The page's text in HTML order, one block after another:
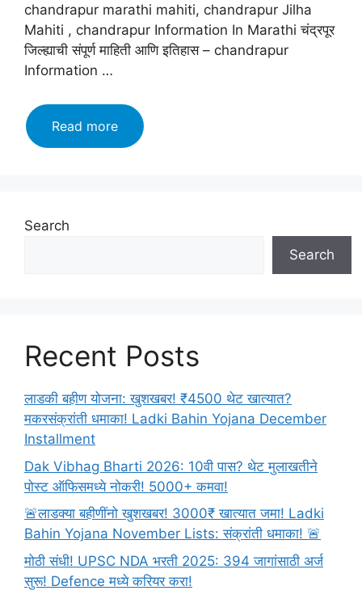
chandrapur marathi mahiti, chandrapur Jilha
Mahiti , chandrapur Information In Marathi चंद्रपूर
जिल्ह्याची संपूर्ण माहिती आणि इतिहास – chandrapur
Information …
Read moreचंद्रपूर
जिल्हा
Search
Search
Recent Posts
लाडकी बहीण योजना: खुशखबर! ₹4500 थेट खात्यात?
मकरसंक्रांती धमाका! Ladki Bahin Yojana December
Installment
Dak Vibhag Bharti 2026: 10वी पास? थेट मुलाखतीने
पोस्ट ऑफिसमध्ये नोकरी! 5000+ कमवा!
🚨लाडक्या बहीणींनो खुशखबर! 3000₹ खात्यात जमा! Ladki
Bahin Yojana November Lists: संक्रांती धमाका! 🚨
मोठी संधी! UPSC NDA भरती 2025: 394 जागांसाठी अर्ज
सुरू! Defence मध्ये करियर करा!